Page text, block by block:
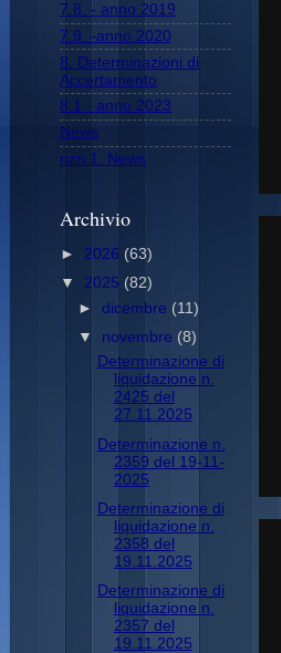
7.8. - anno 2019
7.9. -anno 2020
8. Determinazioni di
Accertamento
8.1 - anno 2023
News
nzn 1. News
Archivio
► 2026 (63)
▼ 2025 (82)
► dicembre (11)
▼ novembre (8)
Determinazione di
liquidazione n.
2425 del
27.11.2025
Determinazione n.
2359 del 19-11-
2025
Determinazione di
liquidazione n.
2358 del
19.11.2025
Determinazione di
liquidazione n.
2357 del
19.11.2025